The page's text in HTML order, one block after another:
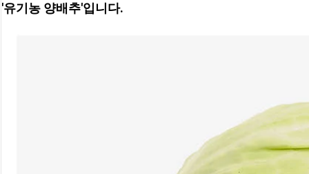
'유기농 양배추'입니다.